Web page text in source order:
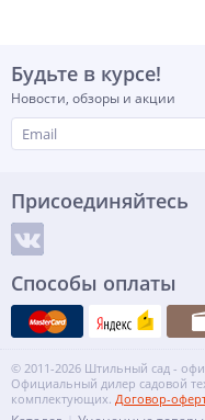
Будьте в курсе!
Новости, обзоры и акции
Присоединяйтесь
Способы оплаты
© 2011-2026 Штильный сад -
Официальный дилер садовой
комплектующих. Договор-